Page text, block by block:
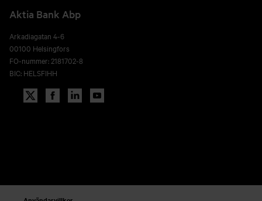
Aktia Bank Abp
Arkadiagatan 4-6
00100 Helsingfors
FO-nummer: 2181702-8
BIC: HELSFIHH